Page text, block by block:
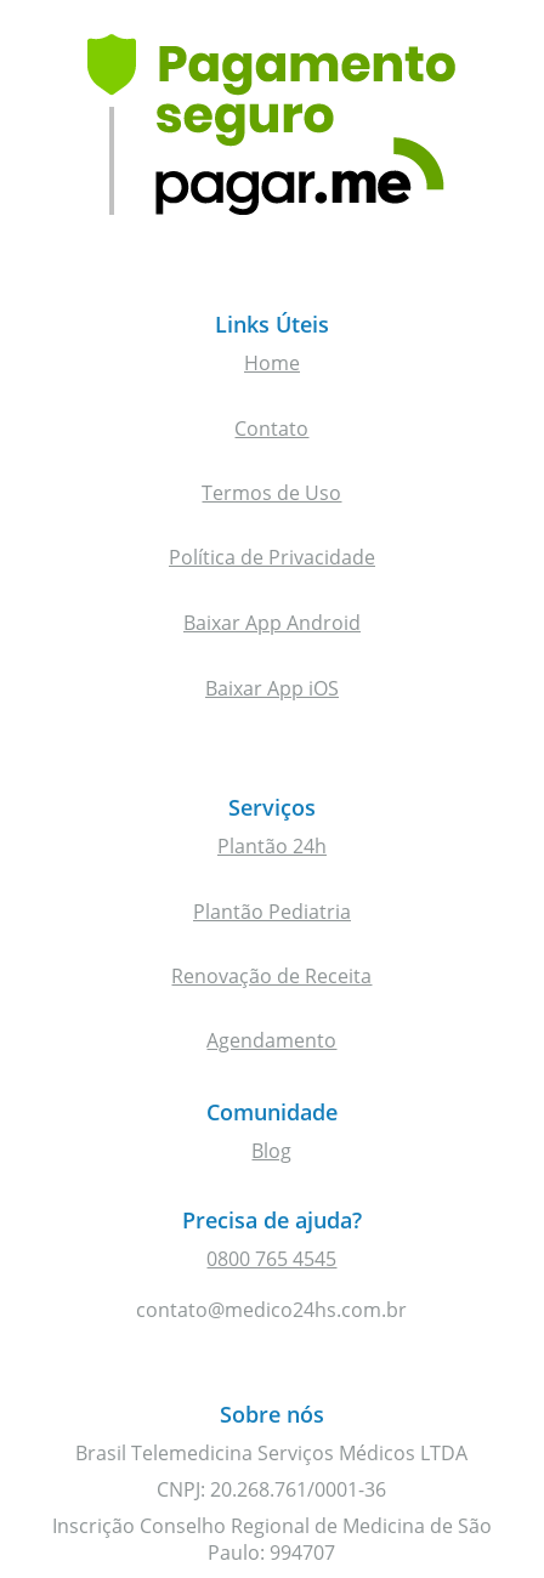
Links Úteis
Home
Contato
Termos de Uso
Política de Privacidade
Baixar App Android
Baixar App iOS
Serviços
Plantão 24h
Plantão Pediatria
Renovação de Receita
Agendamento
Comunidade
Blog
Precisa de ajuda?
0800 765 4545
contato@medico24hs.com.br
Sobre nós
Brasil Telemedicina Serviços Médicos LTDA
CNPJ: 20.268.761/0001-36
Inscrição Conselho Regional de Medicina de São
Paulo: 994707